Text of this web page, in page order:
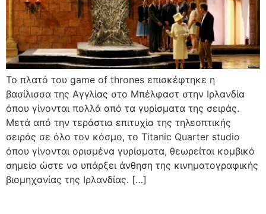
Το πλατό του game of thrones επισκέφτηκε η
βασίλισσα της Αγγλίας στο Μπέλφαστ στην Ιρλανδία
όπου γίνονται πολλά από τα γυρίσματα της σειράς.
Μετά από την τεράστια επιτυχία της τηλεοπτικής
σειράς σε όλο τον κόσμο, το Titanic Quarter studio
όπου γίνονται ορισμένα γυρίσματα, θεωρείται κομβικό
σημείο ώστε να υπάρξει άνθηση της κινηματογραφικής
βιομηχανίας της Ιρλανδίας. […]